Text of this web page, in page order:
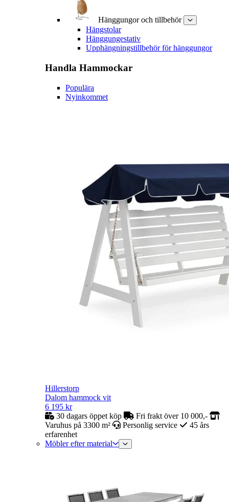
Hänggungor och tillbehör
Hängstolar
Hänggungestativ
Upphängningstillbehör för hänggungor
Handla Hammockar
Populära
Nyinkommet
Hillerstorp
Dalom hammock vit
6 195 kr
30 dagars öppet köp
Fri frakt över 10 000,-
Varuhus på 3300 m²
Personlig service
45 års
erfarenhet
Möbler efter material